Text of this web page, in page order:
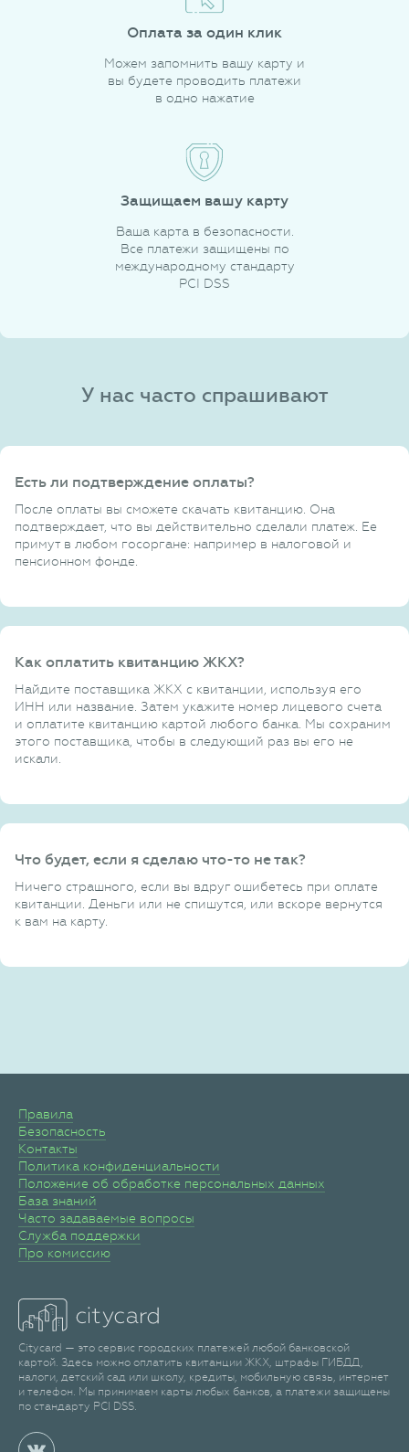
Оплата за один клик
Можем запомнить вашу карту и
вы будете проводить платежи
в одно нажатие
Защищаем вашу карту
Ваша карта в безопасности.
Все платежи защищены по
международному стандарту
PCI DSS
У нас часто спрашивают
Есть ли подтверждение оплаты?
После оплаты вы сможете скачать квитанцию. Она
подтверждает, что вы действительно сделали платеж. Ее
примут в любом госоргане: например в налоговой и
пенсионном фонде.
Как оплатить квитанцию ЖКХ?
Найдите поставщика ЖКХ с квитанции, используя его
ИНН или название. Затем укажите номер лицевого счета
и оплатите квитанцию картой любого банка. Мы сохраним
этого поставщика, чтобы в следующий раз вы его не
искали.
Что будет, если я сделаю что-то не так?
Ничего страшного, если вы вдруг ошибетесь при оплате
квитанции. Деньги или не спишутся, или вскоре вернутся
к вам на карту.
Правила
Безопасность
Контакты
Политика конфиденциальности
Положение об обработке персональных данных
База знаний
Часто задаваемые вопросы
Служба поддержки
Про комиссию
Citycard — это сервис городских платежей любой банковской
картой. Здесь можно оплатить квитанции ЖКХ, штрафы ГИБДД,
налоги, детский сад или школу, кредиты, мобильную связь, интернет
и телефон. Мы принимаем карты любых банков, а платежи защищены
по стандарту PCI DSS.